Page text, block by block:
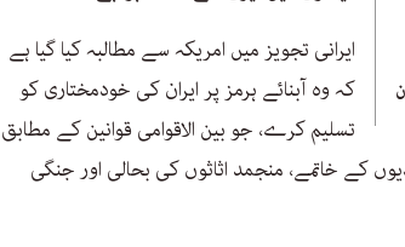
ایرانی تجویز میں امریکہ سے مطالبہ کیا گیا ہے
کہ وہ آبنائے ہرمز پر ایران کی خودمختاری کو
تسلیم کرے، جو بین الاقوامی قوانین کے مطابق
کے خاتمے، منجمد اثاثوں کی بحالی اور جنگی